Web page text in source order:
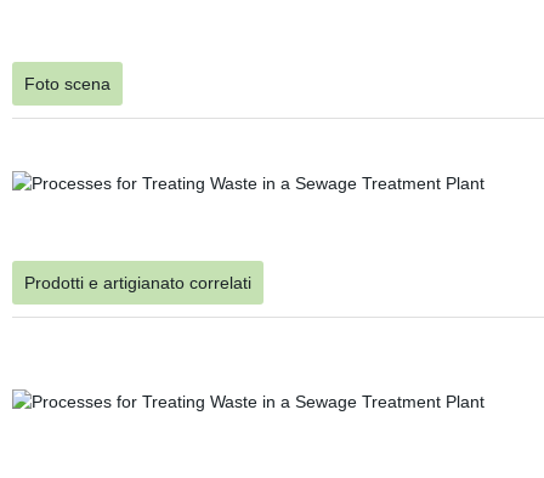
Foto scena
Prodotti e artigianato correlati